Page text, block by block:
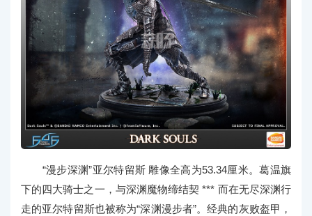
“漫步深渊”亚尔特留斯 雕像全高为53.34厘米。葛温旗
下的四大骑士之一，与深渊魔物缔结契 *** 而在无尽深渊行
走的亚尔特留斯也被称为“深渊漫步者”。经典的灰败盔甲，